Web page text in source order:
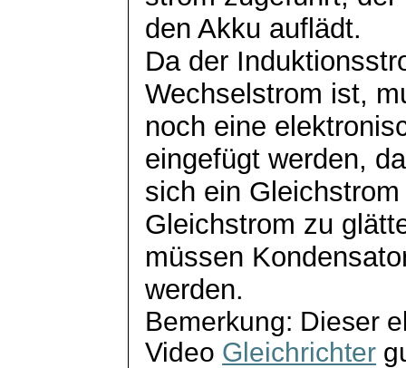
den Akku auflädt.
Da der
Wechselstrom ist,
noch eine
eingefügt werden,
sich ein
Gleichstrom zu
müssen
werden.
Bemerkung: Dieser
Video Gleichrichter